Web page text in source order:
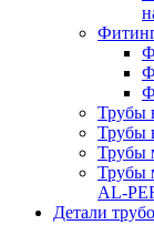
Трубы
Трубы
Трубы
Трубы
AL-
Детали